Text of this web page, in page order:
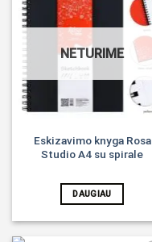
NETURIME
Eskizavimo knyga Rosa
Studio A4 su spirale
DAUGIAU